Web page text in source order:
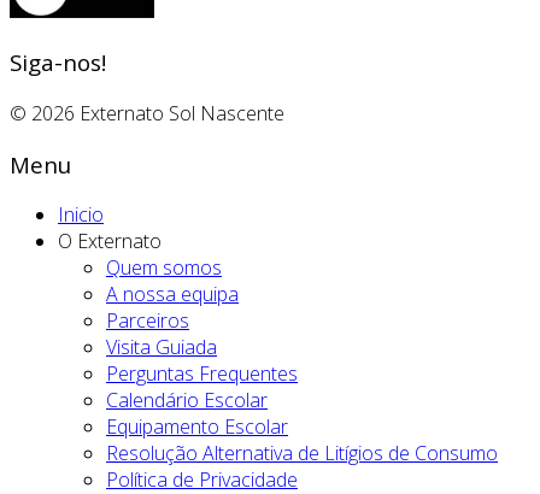
Siga-nos!
© 2026 Externato Sol Nascente
Menu
Inicio
O Externato
Quem somos
A nossa equipa
Parceiros
Visita Guiada
Perguntas Frequentes
Calendário Escolar
Equipamento Escolar
Resolução Alternativa de Litígios de Consumo
Política de Privacidade